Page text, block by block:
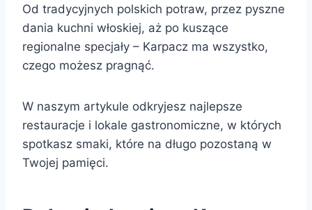
Od tradycyjnych polskich potraw, przez pyszne
dania kuchni włoskiej, aż po kuszące
regionalne specjały – Karpacz ma wszystko,
czego możesz pragnąć.
W naszym artykule odkryjesz najlepsze
restauracje i lokale gastronomiczne, w których
spotkasz smaki, które na długo pozostaną w
Twojej pamięci.